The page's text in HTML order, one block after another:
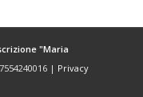
"Maria
| Privacy